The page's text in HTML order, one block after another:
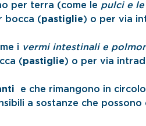
per terra (come le pulci e le
bocca (pastiglie) o per via
i vermi intestinali e
(pastiglie) o per via
e che rimangono in circolo
a sostanze che possono